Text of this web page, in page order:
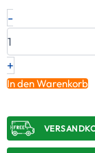
-
Neuer
Original
–
51091009529
/
+
Montagesatz
Menge
+
In den Warenkorb